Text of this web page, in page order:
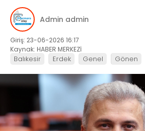
Admin admin
Giriş: 23-06-2026 16:17
Kaynak: HABER MERKEZİ
Balıkesir Erdek Genel Gönen